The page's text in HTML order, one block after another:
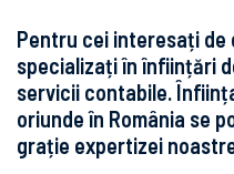
Pentru cei interesați
specializați în înființări
servicii contabile.
oriunde în România se
grație expertizei